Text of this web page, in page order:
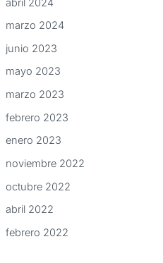
marzo 2024
junio 2023
mayo 2023
marzo 2023
febrero 2023
enero 2023
noviembre 2022
octubre 2022
abril 2022
febrero 2022